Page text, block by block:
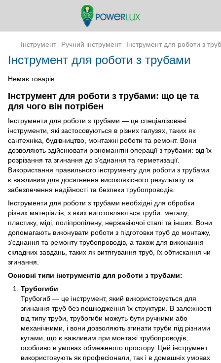
Інструмент Ручний інструмент Інструмент для роботи з
Інструмент для роботи з трубами
Немає товарів
Інструмент для роботи з трубами: що це та
для чого він потрібен
Інструменти для роботи з трубами — це спеціалізовані
інструменти, які застосовуються в різних галузях, таких як
сантехніка, будівництво, монтажні роботи та ремонт. Вони
дозволяють здійснювати різноманітні операції з трубами: від їх
розрізання та згинання до з’єднання та герметизації.
Використання правильного інструменту для роботи з трубами
є важливим для досягнення високоякісного результату та
забезпечення надійності та безпеки трубопроводів.
Інструменти для роботи з трубами необхідні для обробки
різних матеріалів, з яких виготовляються труби: металу,
пластику, міді, поліпропілену, нержавіючої сталі та інших. Вони
допомагають виконувати роботи з підготовки труб до монтажу,
з’єднання та ремонту трубопроводів, а також для виконання
складних завдань, таких як витягування труб, їх обтискання чи
згинання.
Основні типи інструментів для роботи з трубами:
Трубогиби
Трубогиб — це інструмент, який використовується для
згинання труб без пошкодження їх структури. В залежності
від типу труби, трубогиби можуть бути ручними або
механічними, і вони дозволяють згинати труби під різними
кутами, що є важливим при монтажі трубопроводів,
особливо в умовах обмеженого простору. Цей інструмент
використовують як професіонали, так і в домашніх умовах